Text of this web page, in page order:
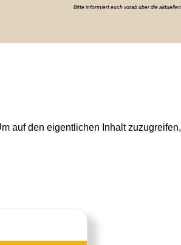
Bitte informiert euch vorab über die
auf den eigentlichen Inhalt